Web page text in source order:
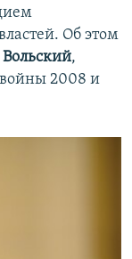
Об этом
Вольский,
войны 2008 и